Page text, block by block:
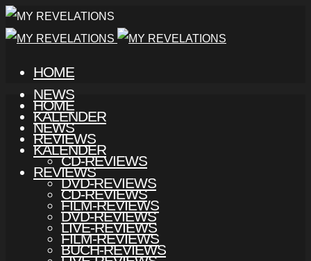
HOME
NEWS
KALENDER
REVIEWS
CD-REVIEWS
DVD-REVIEWS
FILM-REVIEWS
LIVE-REVIEWS
BUCH-REVIEWS
HOME
NEWS
KALENDER
REVIEWS
CD-REVIEWS
DVD-REVIEWS
FILM-REVIEWS